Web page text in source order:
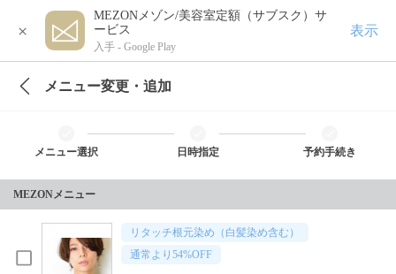
×
MEZONメゾン/美容室定額（サブスク）サ
ービス
入手 - Google Play
表示
メニュー変更・追加
メニュー選択 日時指定 予約手続き
MEZONメニュー
リタッチ根元染め（白髪染め含む）
通常より 54%OFF